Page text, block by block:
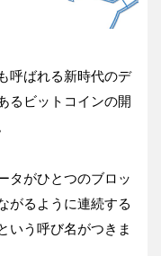
呼ばれる新時代のデ
るビットコインの開
タがひとつのブロッ
がるように連続する
いう呼び名がつきま